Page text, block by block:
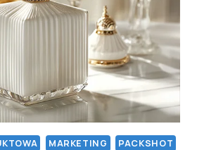
PERFEKCJI
MARKETING PACKSHOT